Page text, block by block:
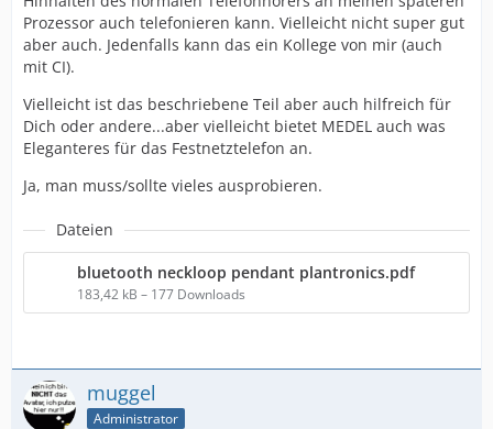
Prozessor auch telefonieren kann. Vielleicht nicht super gut
aber auch. Jedenfalls kann das ein Kollege von mir (auch
mit CI).
Vielleicht ist das beschriebene Teil aber auch hilfreich für
Dich oder andere...aber vielleicht bietet MEDEL auch was
Eleganteres für das Festnetztelefon an.
Ja, man muss/sollte vieles ausprobieren.
Dateien
bluetooth neckloop pendant plantronics.pdf
183,42 kB – 177 Downloads
muggel
Administrator